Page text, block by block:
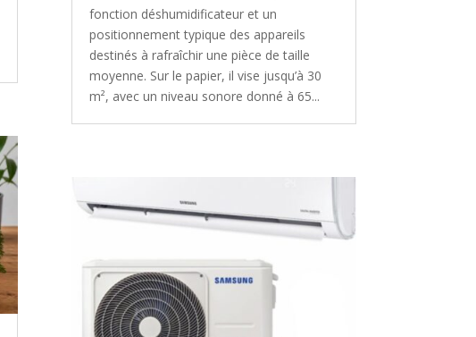
fonction déshumidificateur et un
positionnement typique des appareils
destinés à rafraîchir une pièce de taille
moyenne. Sur le papier, il vise jusqu’à 30
m², avec un niveau sonore donné à 65...